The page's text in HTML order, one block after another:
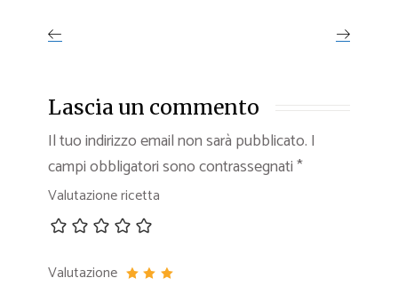
Lascia un commento
Il tuo indirizzo email non sarà pubblicato. I
campi obbligatori sono contrassegnati*
Valutazione ricetta
Valutazione